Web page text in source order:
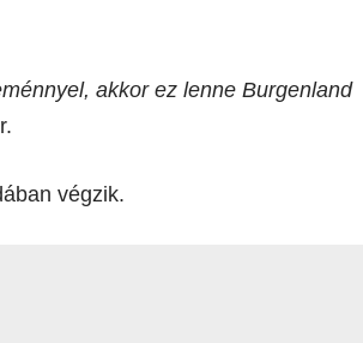
akkor ez lenne Burgenland
végzik.